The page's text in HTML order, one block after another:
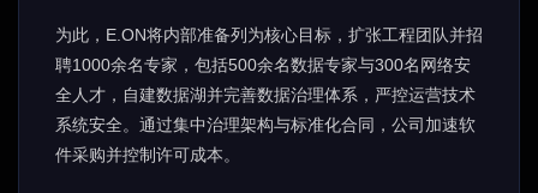
为此，E.ON将内部准备列为核心目标，扩张工程团队并招
聘1000余名专家，包括500余名数据专家与300名网络安
全人才，自建数据湖并完善数据治理体系，严控运营技术
系统安全。通过集中治理架构与标准化合同，公司加速软
件采购并控制许可成本。